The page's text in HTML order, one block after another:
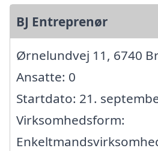
BJ Entreprenør
Ørnelundvej 11, 6740
Ansatte: 0
Startdato: 21.
Virksomhedsform: